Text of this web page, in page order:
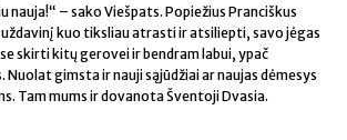
nauja!“ – sako Viešpats. Popiežius Pranciškus
kuo tiksliau atrasti ir atsiliepti, savo jėgas
skirti kitų gerovei ir bendram labui, ypač
Nuolat gimsta ir nauji sąjūdžiai ar naujas dėmesys
Tam mums ir dovanota Šventoji Dvasia.